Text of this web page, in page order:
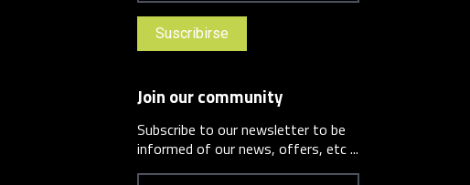
Join our community
Subscribe to our newsletter to be
informed of our news, offers, etc ...